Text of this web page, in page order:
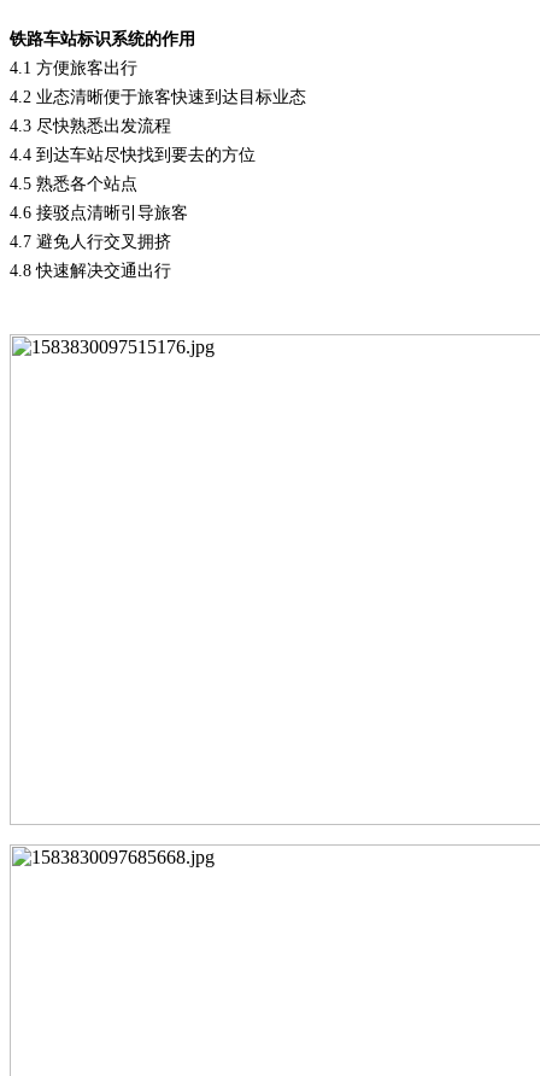
铁路车站标识系统的作用
4.1 方便旅客出行
4.2 业态清晰便于旅客快速到达目标业态
4.3 尽快熟悉出发流程
4.4 到达车站尽快找到要去的方位
4.5 熟悉各个站点
4.6 接驳点清晰引导旅客
4.7 避免人行交叉拥挤
4.8 快速解决交通出行